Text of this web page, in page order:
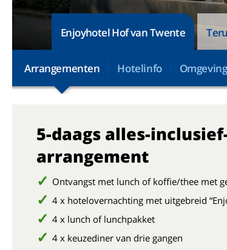
Enjoyhotel Hof van Twente
Arrangementen Hotelinfo Omgeving
5-daags alles-
arrangement
Ontvangst met lunch of koffie/thee met
4 x hotelovernachting met uitgebreid
4 x lunch of lunchpakket
4 x keuzediner van drie gangen